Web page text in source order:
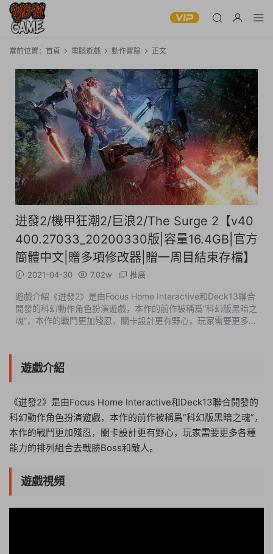
當前位置： 首頁 電腦遊戲 動作冒險 正文
迸發2/機甲狂潮2/巨浪2/The Surge 2【v40
400.27033_20200330版|容量16.4GB|官方
簡體中文|贈多項修改器|贈一周目結束存檔】
2021-04-30 7.02w 推廣
遊戲介紹《迸發2》是由Focus Home Interactive和Deck13聯合
開發的科幻動作角色扮演遊戲，本作的前作被稱爲“科幻版黑暗之
魂”，本作的戰鬥更加殘忍，關卡設計更有野心，玩家需要更多各
遊戲介紹
《迸發2》是由Focus Home Interactive和Deck13聯合開發的
科幻動作角色扮演遊戲，本作的前作被稱爲“科幻版黑暗之魂”，
本作的戰鬥更加殘忍，關卡設計更有野心，玩家需要更多各種
能力的排列組合去戰勝Boss和敵人。
遊戲視頻